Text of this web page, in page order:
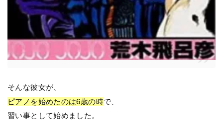
そんな彼女が、
ピアノを始めたのは6歳の時で、
習い事として始めました。